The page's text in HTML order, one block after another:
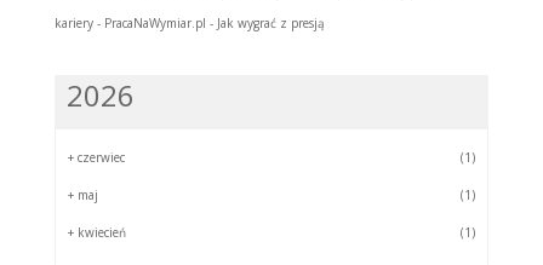
kariery - PracaNaWymiar.pl - Jak wygrać z presją
2026
+ czerwiec (1)
+ maj (1)
+ kwiecień (1)